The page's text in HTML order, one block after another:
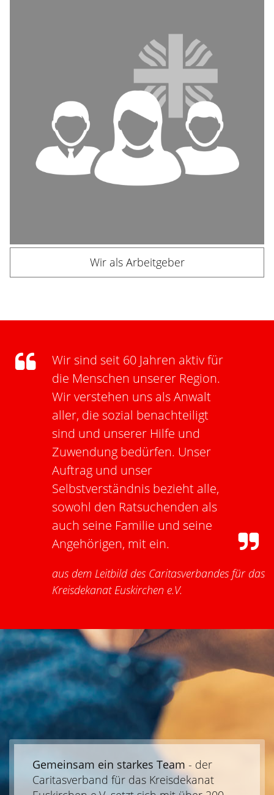
Wir als Arbeitgeber
Wir sind seit 60 Jahren aktiv für
die Menschen unserer Region.
Wir verstehen uns als Anwalt
aller, die sozial benachteiligt
sind und unserer Hilfe und
Zuwendung bedürfen. Unser
Auftrag und unser
Selbstverständnis bezieht alle,
sowohl den Ratsuchenden als
auch seine Familie und seine
Angehörigen, mit ein.
aus dem Leitbild des Caritasverbandes für das
Kreisdekanat Euskirchen e.V.
Gemeinsam ein starkes Team - der
Caritasverband für das Kreisdekanat